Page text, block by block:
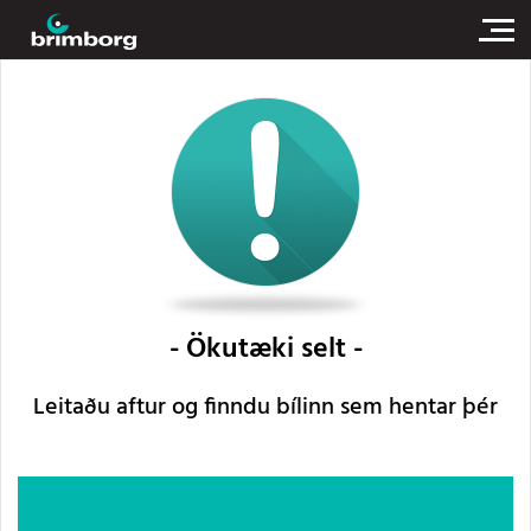
Ökutæki selt
Leitaðu aftur og finndu bílinn sem hentar þér